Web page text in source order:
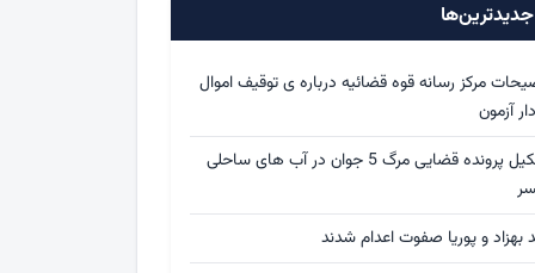
مرکز رسانه قوه قضائیه درباره ی توقیف اموال
آزمون
تشکیل پرونده قضایی مرگ 5 جوان در آب های ساحلی
بهزاد و پوریا صفوت اعدام شدند